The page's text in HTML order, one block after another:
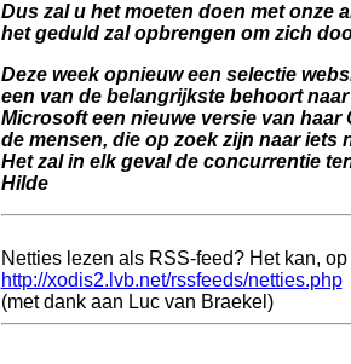
Dus zal u het moeten doen met onze
het geduld zal opbrengen om zich
Deze week opnieuw een selectie
een van de belangrijkste behoort
Microsoft een nieuwe versie van
de mensen, die op zoek zijn naar iets
Het zal in elk geval de concurrentie
Hilde
Netties lezen als RSS-feed? Het kan,
http://xodis2.lvb.net/rssfeeds/netties.php
(met dank aan Luc van Braekel)